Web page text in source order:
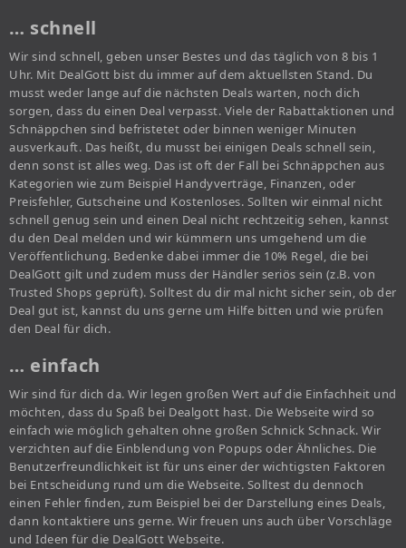
… schnell
Wir sind schnell, geben unser Bestes und das täglich von 8 bis 1
Uhr. Mit DealGott bist du immer auf dem aktuellsten Stand. Du
musst weder lange auf die nächsten Deals warten, noch dich
sorgen, dass du einen Deal verpasst. Viele der Rabattaktionen und
Schnäppchen sind befristetet oder binnen weniger Minuten
ausverkauft. Das heißt, du musst bei einigen Deals schnell sein,
denn sonst ist alles weg. Das ist oft der Fall bei Schnäppchen aus
Kategorien wie zum Beispiel Handyverträge, Finanzen, oder
Preisfehler, Gutscheine und Kostenloses. Sollten wir einmal nicht
schnell genug sein und einen Deal nicht rechtzeitig sehen, kannst
du den Deal melden und wir kümmern uns umgehend um die
Veröffentlichung. Bedenke dabei immer die 10% Regel, die bei
DealGott gilt und zudem muss der Händler seriös sein (z.B. von
Trusted Shops geprüft). Solltest du dir mal nicht sicher sein, ob der
Deal gut ist, kannst du uns gerne um Hilfe bitten und wie prüfen
den Deal für dich.
… einfach
Wir sind für dich da. Wir legen großen Wert auf die Einfachheit und
möchten, dass du Spaß bei Dealgott hast. Die Webseite wird so
einfach wie möglich gehalten ohne großen Schnick Schnack. Wir
verzichten auf die Einblendung von Popups oder Ähnliches. Die
Benutzerfreundlichkeit ist für uns einer der wichtigsten Faktoren
bei Entscheidung rund um die Webseite. Solltest du dennoch
einen Fehler finden, zum Beispiel bei der Darstellung eines Deals,
dann kontaktiere uns gerne. Wir freuen uns auch über Vorschläge
und Ideen für die DealGott Webseite.